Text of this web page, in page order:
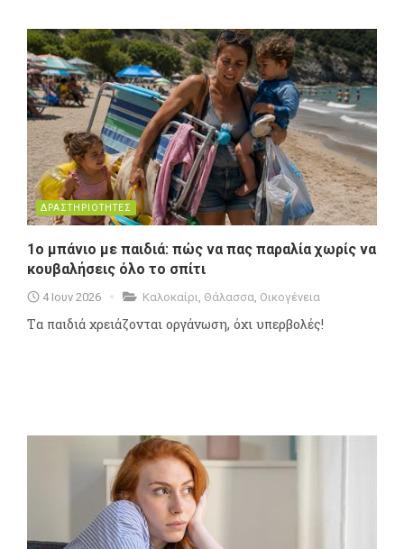
ΔΡΑΣΤΗΡΙΟΤΗΤΕΣ
1o μπάνιο με παιδιά: πώς να πας παραλία χωρίς να
κουβαλήσεις όλο το σπίτι
4 Ιουν 2026 Καλοκαίρι Θάλασσα Οικογένεια
Tα παιδιά χρειάζονται οργάνωση, όχι υπερβολές!